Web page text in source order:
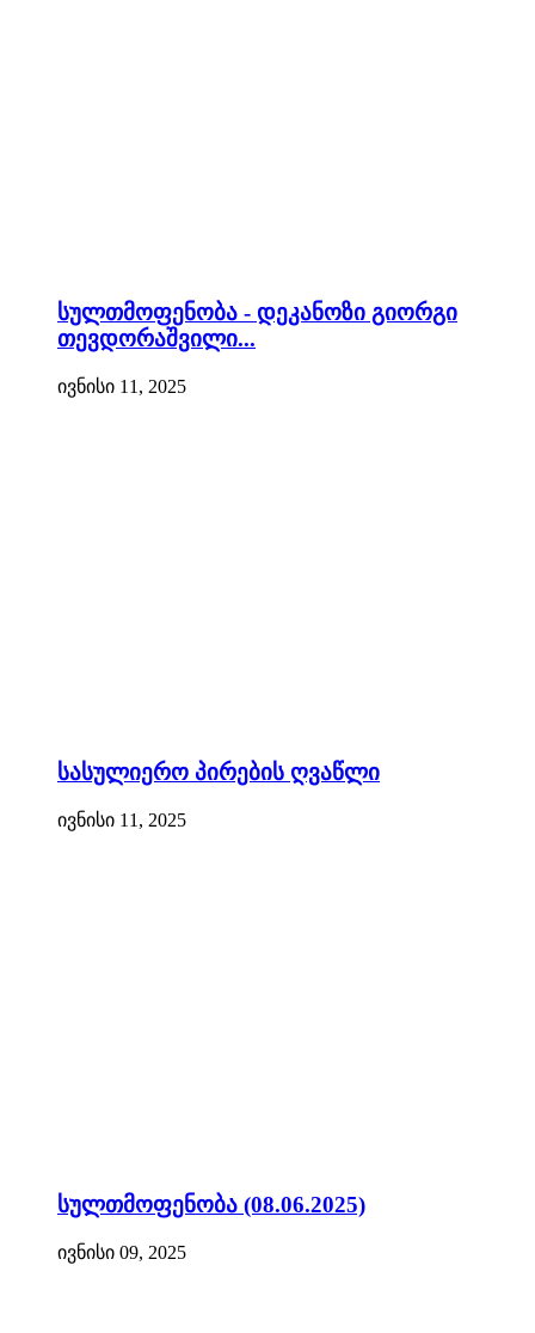
სულთმოფენობა - დეკანოზი გიორგი
თევდორაშვილი...
ივნისი 11, 2025
სასულიერო პირების ღვაწლი
ივნისი 11, 2025
სულთმოფენობა (08.06.2025)
ივნისი 09, 2025